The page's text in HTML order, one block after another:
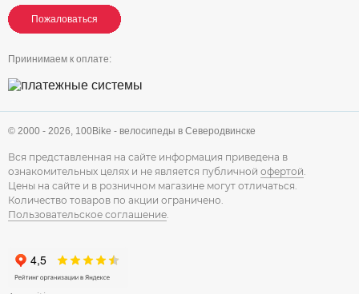
Пожаловаться
Пожаловаться
Пожаловаться
Приинимаем к оплате:
© 2000 - 2026, 100Bike - велосипеды в Северодвинске
Вся представленная на сайте информация приведена в
ознакомительных целях и не является публичной офертой.
Цены на сайте и в розничном магазине могут отличаться.
Количество товаров по акции ограничено.
Пользовательское соглашение.